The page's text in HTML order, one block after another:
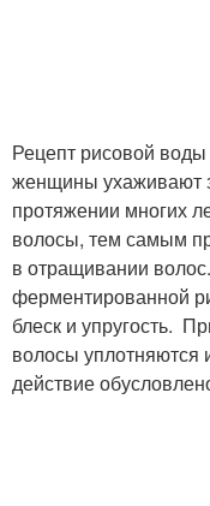
Рецепт рисовой
женщины ухаживают
протяжении многих
волосы, тем самым
в отращивании
ферментированной
блеск и упругость.
волосы уплотняются
действие